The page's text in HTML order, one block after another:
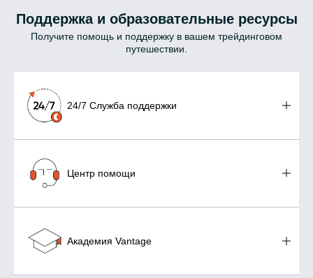
Поддержка и образовательные ресурсы
Получите помощь и поддержку в вашем трейдинговом
путешествии.
24/7 Служба поддержки
Центр помощи
Академия Vantage